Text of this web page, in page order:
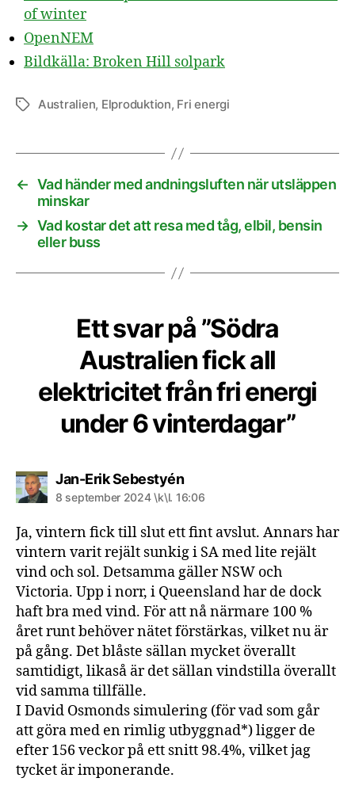
of winter
OpenNEM
Bildkälla: Broken Hill solpark
EtiketterAustralien, Elproduktion, Fri energi
← Vad händer med andningsluften när utsläppen
minskar
→ Vad kostar det att resa med tåg, elbil, bensin
eller buss
Ett svar på ”Södra
Australien fick all
elektricitet från fri energi
under 6 vinterdagar”
Jan-Erik Sebestyénsäger:
8 september 2024 \k\l. 16:06
Ja, vintern fick till slut ett fint avslut. Annars har
vintern varit rejält sunkig i SA med lite rejält
vind och sol. Detsamma gäller NSW och
Victoria. Upp i norr, i Queensland har de dock
haft bra med vind. För att nå närmare 100 %
året runt behöver nätet förstärkas, vilket nu är
på gång. Det blåste sällan mycket överallt
samtidigt, likaså är det sällan vindstilla överallt
vid samma tillfälle.
I David Osmonds simulering (för vad som går
att göra med en rimlig utbyggnad*) ligger de
efter 156 veckor på ett snitt 98.4%, vilket jag
tycket är imponerande.